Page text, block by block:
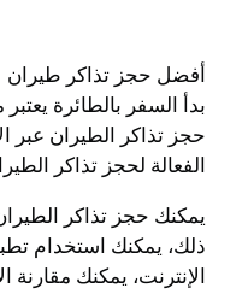
أفضل حجز تذاكر طيران
بدأ السفر بالطائرة
حجز تذاكر الطيران عبر
الفعالة لحجز تذاكر
ذلك، يمكنك استخدام
الإنترنت، يمكنك